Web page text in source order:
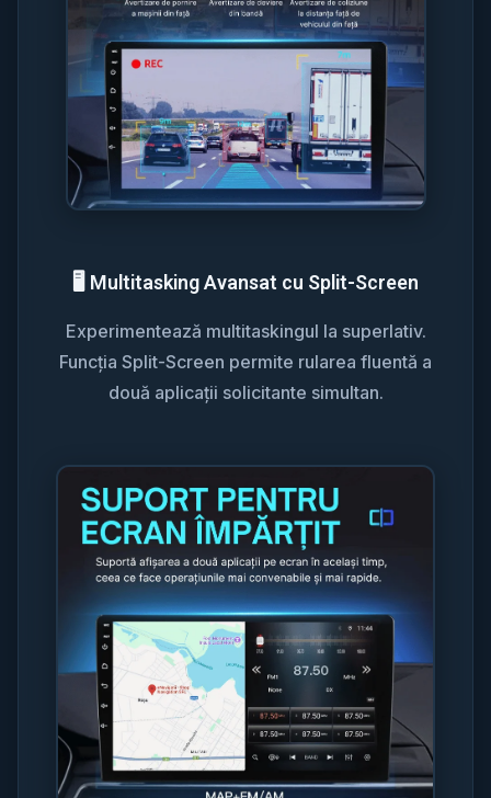
🖥️ Multitasking Avansat cu Split-Screen
Experimentează multitaskingul la superlativ.
Funcția Split-Screen permite rularea fluentă a
două aplicații solicitante simultan.